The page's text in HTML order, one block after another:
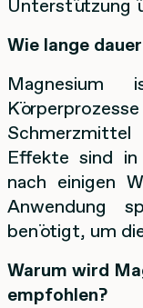
Unterstützung
Wie lange
Effekte sind
nach einigen
Anwendung
benötigt, um
Warum wird
empfohlen?